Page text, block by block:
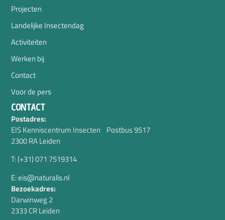
Projecten
Landelijke Insectendag
Activiteiten
Werken bij
Contact
Voor de pers
CONTACT
Postadres:
EIS Kenniscentrum Insecten Postbus 9517
2300 RA Leiden
T: (+31) 071 7519314
E: eis@naturalis.nl
Bezoekadres:
Darwinweg 2
2333 CR Leiden